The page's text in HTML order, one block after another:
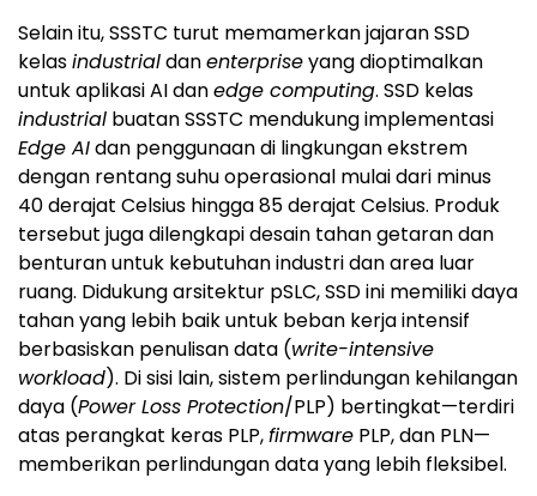
Selain itu, SSSTC turut memamerkan jajaran SSD
kelasindustrialdanenterpriseyang dioptimalkan
untuk aplikasi AI danedge computing. SSD kelas
industrial buatan SSSTC mendukung implementasi
Edge AIdan penggunaan di lingkungan ekstrem
dengan rentang suhu operasional mulai dari minus
40 derajat Celsius hingga 85 derajat Celsius. Produk
tersebut juga dilengkapi desain tahan getaran dan
benturan untuk kebutuhan industri dan area luar
ruang. Didukung arsitektur pSLC, SSD ini memiliki daya
tahan yang lebih baik untuk beban kerja intensif
berbasiskan penulisan data (write-intensive
workload). Di sisi lain, sistem perlindungan kehilangan
daya (Power Loss Protection/PLP) bertingkat—terdiri
atas perangkat keras PLP,firmware PLP, dan PLN—
memberikan perlindungan data yang lebih fleksibel.